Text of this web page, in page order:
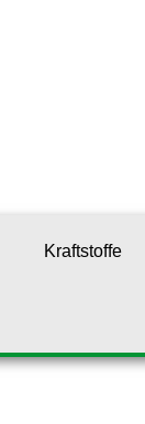
Kraftstoffe